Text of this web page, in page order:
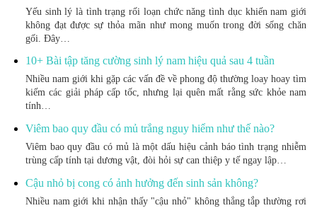
Yếu sinh lý là tình trạng rối loạn chức năng tình dục khiến nam giới
không đạt được sự thỏa mãn như mong muốn trong đời sống chăn
gối. Đây…
10+ Bài tập tăng cường sinh lý nam hiệu quả sau 4 tuần
Nhiều nam giới khi gặp các vấn đề về phong độ thường loay hoay tìm
kiếm các giải pháp cấp tốc, nhưng lại quên mất rằng sức khỏe nam
tính…
Viêm bao quy đầu có mủ trắng nguy hiểm như thế nào?
Viêm bao quy đầu có mủ là một dấu hiệu cảnh báo tình trạng nhiễm
trùng cấp tính tại dương vật, đòi hỏi sự can thiệp y tế ngay lập…
Cậu nhỏ bị cong có ảnh hưởng đến sinh sản không?
Nhiều nam giới khi nhận thấy "cậu nhỏ" không thẳng tắp thường rơi